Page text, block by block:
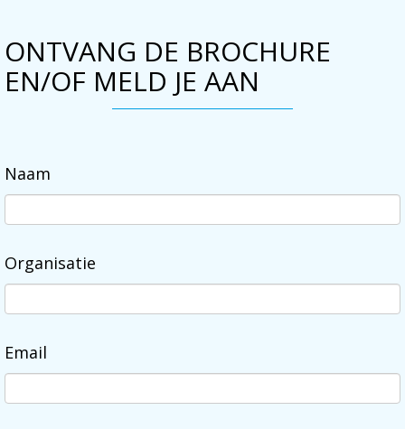
ONTVANG DE BROCHURE
EN/OF MELD JE AAN
Naam
Organisatie
Email